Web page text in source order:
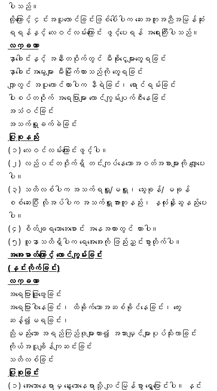
ပါသည်။
ထို့ကြောင့် ၄င်းအပူလောင်ခြင်းဖြစ်ပေါ်ပါက ဆေးအကူအညီအမြန်ဆုံး
ရရန်နှင့် လေဝင်လမ်းကြောင်း ဖွင့်ပေးရန် အရေးကြီးပါသည်။
လက္ခဏာ
နှာခေါင်းနှင့် အနီးတဝိုက်တွင် မီးခိုးငွေ့များတွေ့ရခြင်း
နှာခေါင်းအမွေးများ မီးမြိုက်ထားသည်ကို တွေ့ရခြင်း
လျှာတွင် အပူလောင်ထားပါက နီရဲခြင်း၊ ရောင်ရမ်းခြင်း
ပါးစပ်တဝိုက် အရေပြားများ လောင်ကျွမ်းပျက်စီးနေခြင်း
အသံဝင်ခြင်း
အသက်ရှူခက်ခဲခြင်း
ပြုစုနည်း
(၁) လေဝင်လမ်းကြောင်းဖွင့်ပါ။
(၂) လည်ပင်းတဝိုက်ရှိ တင်းကျပ်နေသောအဝတ်အစားများကို လျှော့ပေး
ပါ။
(၃) သတိလစ်ပါက အသက်ရရှူ/မရှူ၊ သွေးခုန်/ မခုန်
စစ်ဆေးပြီး လိုအပ်ပါက အသက်ရှူအားကူနည်း၊ နှလုံးနှိုးဆွနည်းပေး
ပါ။
(၄) စိတ်ချရသောဘေးစောင်း အနေအထားတွင် ထားပါ။
(၅) လူနာသတိရှိပါက ရေအေးအေးကို ဖြည်းညှင်းစွာတိုက်ပါ။
အအေးဓာတ်ကြောင့် လောင်ကျွမ်းခြင်း
(နှင်းကိုက်ခြင်း)
လက္ခဏာ
အရေပြားဖြူဖွေးခြင်း
အရေပြားဝါနေခြင်း၊ ထိခိုက်သောအဆစ်ခိုင်နေခြင်း၊ ကွေး
ဆန့်၍မရခြင်း၊
ညိုမည်းသော အရည်ကြည်ဖုများထား၍ အသားမျှင်များပုပ်သိုးလာခြင်း
ကိုယ်အပူချိန်ကျဆင်းခြင်း
သတိလစ်ခြင်း
ပြုစုခြင်း
(၁) အေးသောနေရာမှ နွေးသောနေရာသို့ လျင်မြန်စွာ ရွှေ့ပြောင်းပါ။ နှင်း